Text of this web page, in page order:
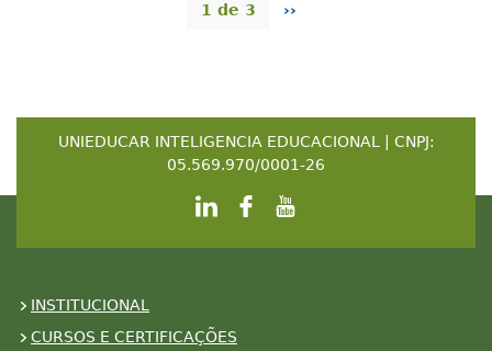
1 de 3 ››
UNIEDUCAR INTELIGENCIA EDUCACIONAL | CNPJ:
05.569.970/0001-26
INSTITUCIONAL
CURSOS E CERTIFICAÇÕES